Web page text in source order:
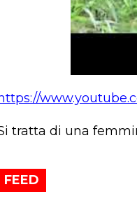
https://
tratta di una
FEED